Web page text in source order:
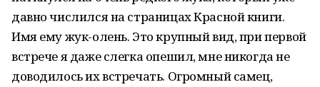
давно числился на страницах Красной книги.
Имя ему жук-олень. Это крупный вид, при первой
встрече я даже слегка опешил, мне никогда не
доводилось их встречать. Огромный самец,